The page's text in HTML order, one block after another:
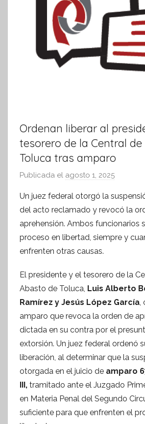
Ordenan liberar al
tesorero de la Central
Toluca tras amparo
Publicada el agosto 1, 2025
r
S
í
n
s
i
s
I
n
f
o
m
i
Un juez federal otorgó la
del acto reclamado y revocó la
aprehensión. Ambos funcionarios
proceso en libertad, siempre y
enfrenten otras causas.
El presidente y el tesorero de la
Abasto de Toluca, Luis Alberto
Ramírez y Jesús López García,
amparo que revoca la orden de
dictada en su contra por el
extorsión. Un juez federal ordenó
liberación, al determinar que la
otorgada en el juicio de amparo
III, tramitado ante el Juzgado
en Materia Penal del Segundo
suficiente para que enfrenten el